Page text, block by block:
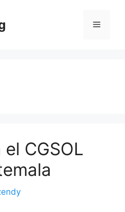
Menú
CGSOL